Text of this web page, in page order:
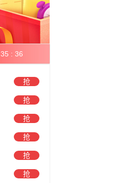
35 : 35
抢
抢
抢
抢
抢
抢